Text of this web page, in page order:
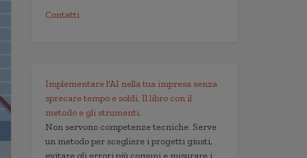
Contatti
Implementare l'AI nella tua impresa senza
sprecare tempo e soldi. Il libro con il
metodo e gli strumenti.
Non servono competenze tecniche. Serve
un metodo per scegliere i progetti giusti,
evitare gli errori più comuni e misurare i